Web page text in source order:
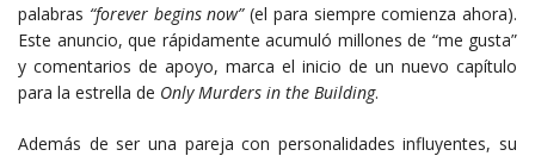
palabras “forever begins now”(el para siempre comienza ahora).
Este anuncio, que rápidamente acumuló millones de “me gusta”
y comentarios de apoyo, marca el inicio de un nuevo capítulo
para la estrella de Only Murders in the Building.
Además de ser una pareja con personalidades influyentes, su